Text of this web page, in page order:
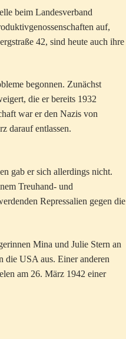
beim Landesverband
auf,
42, sind heute auch ihre
begonnen. Zunächst
die er bereits 1932
war er den Nazis von
darauf entlassen.
gab er sich allerdings nicht.
Treuhand- und
Repressalien gegen die
Mina und Julie Stern an
die USA aus. Einer anderen
am 26. März 1942 einer